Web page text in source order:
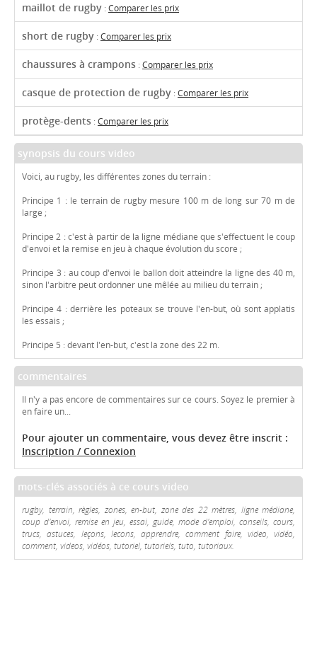
maillot de rugby :Comparer les prix
short de rugby :Comparer les prix
chaussures à crampons :Comparer les prix
casque de protection de rugby :Comparer les prix
protège-dents :Comparer les prix
synopsis du cours video
Voici, au rugby, les différentes zones du terrain :
Principe 1 : le terrain de rugby mesure 100 m de long sur 70 m de
large ;
Principe 2 : c'est à partir de la ligne médiane que s'effectuent le coup
d'envoi et la remise en jeu à chaque évolution du score ;
Principe 3 : au coup d'envoi le ballon doit atteindre la ligne des 40 m,
sinon l'arbitre peut ordonner une mêlée au milieu du terrain ;
Principe 4 : derrière les poteaux se trouve l'en-but, où sont applatis
les essais ;
Principe 5 : devant l'en-but, c'est la zone des 22 m.
commentaires
Il n'y a pas encore de commentaires sur ce cours. Soyez le premier à
en faire un...
Pour ajouter un commentaire, vous devez être inscrit :
Inscription / Connexion
mots-clés associés à ce cours video
rugby, terrain, règles, zones, en-but, zone des 22 mètres, ligne médiane,
coup d'envoi, remise en jeu, essai, guide, mode d'emploi, conseils, cours,
trucs, astuces, leçons, lecons, apprendre, comment faire, video, vidéo,
comment, videos, vidéos, tutoriel, tutoriels, tuto, tutoriaux.